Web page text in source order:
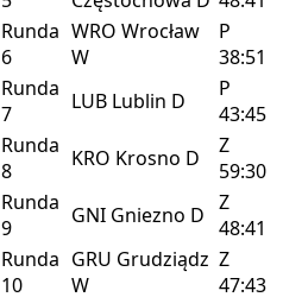
Runda
6
WRO Wrocław
W
P
38:51
Runda
7
LUB Lublin D
P
43:45
Runda
8
KRO Krosno D
Z
59:30
Runda
9
GNI Gniezno D Z
48:41
Runda
10
GRU Grudziądz
W
Z
47:43